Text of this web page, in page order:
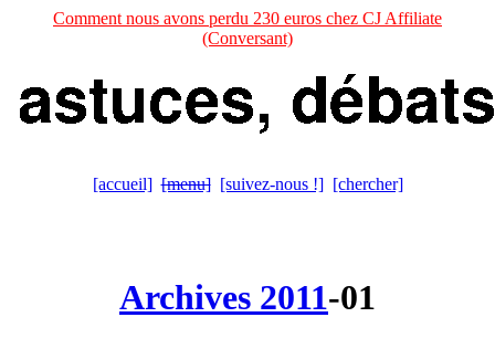
Comment nous avons perdu 230 euros chez CJ Affiliate
(Conversant)
[accueil] [menu] [suivez-nous !] [chercher]
Archives 2011-01